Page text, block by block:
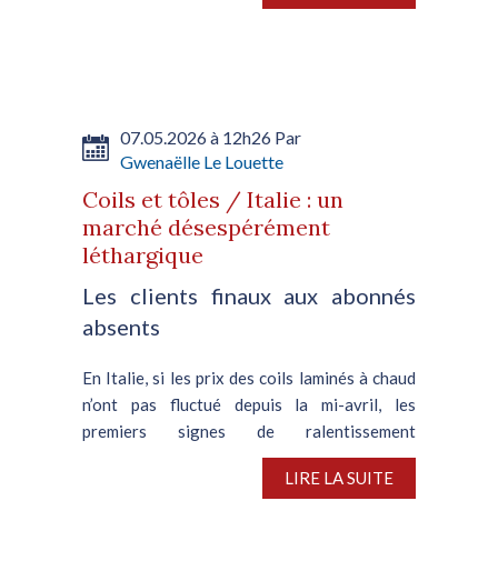
07.05.2026 à 12h26 Par
Gwenaëlle Le Louette
Coils et tôles / Italie : un
marché désespérément
léthargique
Les clients finaux aux abonnés
absents
En Italie, si les prix des coils laminés à chaud
n’ont pas fluctué depuis la mi-avril, les
premiers signes de ralentissement
commencent désormais à apparaître. La
demande est obstinément atone et les
LIRE LA SUITE